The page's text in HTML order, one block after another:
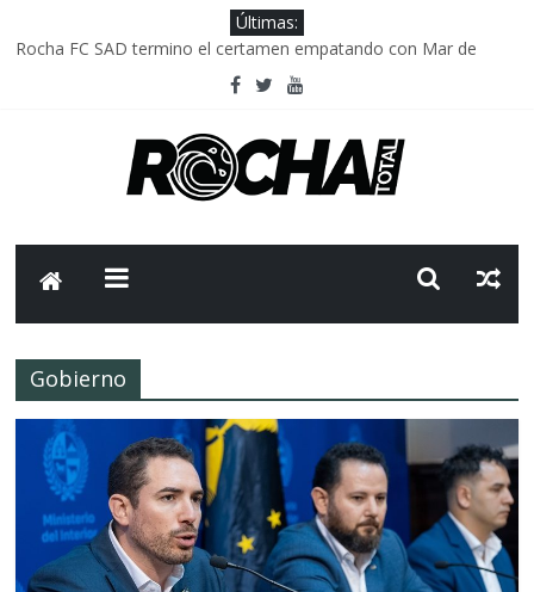
Últimas:
Rocha FC SAD termino el certamen empatando con Mar de
Delegación parlamentaria uruguaya llega a Israel; el Frente
Caso Charles Carrera: la causa que sobrevivió al paso del tiempo
Criminalidad en Uruguay: menos delitos,los homicidios son lo
Gobierno